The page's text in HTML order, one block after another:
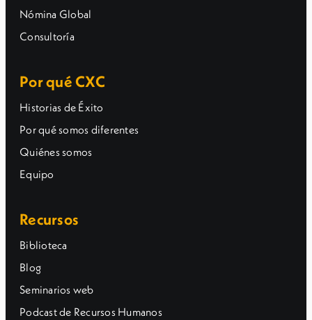
Nómina Global
Consultoría
Por qué CXC
Historias de Éxito
Por qué somos diferentes
Quiénes somos
Equipo
Recursos
Biblioteca
Blog
Seminarios web
Podcast de Recursos Humanos